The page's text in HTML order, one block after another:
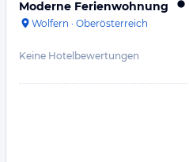
Moderne Ferienwohnung
Wolfern · Oberösterreich
Keine Hotelbewertungen